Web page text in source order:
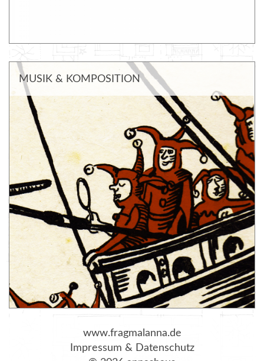
MUSIK & KOMPOSITION
www.fragmalanna.de
Impressum & Datenschutz